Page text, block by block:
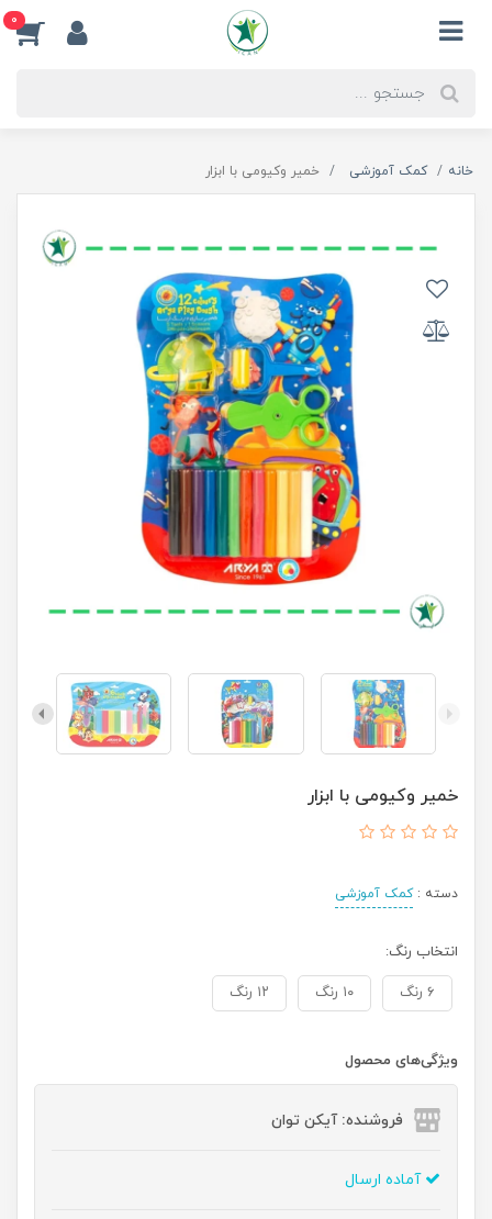
0
خانه کمک آموزشی خمیر وکیومی با ابزار
خمیر وکیومی با ابزار
دسته :کمک آموزشی
انتخاب رنگ:
۶ رنگ ۱۰ رنگ ۱۲ رنگ
ویژگی‌های محصول
فروشنده: آیکن توان
آماده ارسال